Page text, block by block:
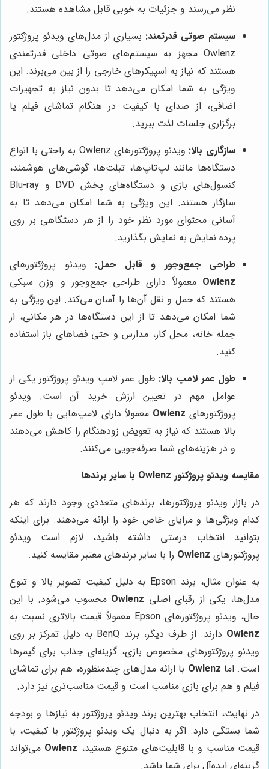
نظر می‌رسند و جزئیات به خوبی قابل مشاهده هستند.
سیستم صوتی قدرتمند: بسیاری از مدل‌های ویدئو پروژکتور
Owlenz مجهز به سیستم‌های صوتی داخلی قدرتمندی
هستند که نیاز به اسپیکرهای خارجی را از بین می‌برند. این
ویژگی به شما امکان می‌دهد تا بدون نیاز به تجهیزات
اضافی، از صدای با کیفیت در هنگام تماشای فیلم یا
برگزاری جلسات لذت ببرید.
سازگاری بالا:
ویدئو پروژکتورهای Owlenz به راحتی با انواع
دستگاه‌ها مانند لپ‌تاپ‌ها، تبلت‌ها، گوشی‌های هوشمند،
کنسول‌های بازی و دستگاه‌های پخش DVD و Blu-ray
سازگار هستند. این ویژگی به شما امکان می‌دهد تا به
آسانی محتوای مورد نظر خود را از هر دستگاهی بر روی
پرده نمایش به نمایش بگذارید.
طراحی جمع‌وجور و قابل حمل: ویدئو پروژکتورهای
Owlenz معمولاً دارای طراحی جمع‌وجور و وزن سبکی
هستند که حمل و نقل آن‌ها را آسان می‌کند. این ویژگی به
شما امکان می‌دهد تا از این دستگاه‌ها در هر مکانی، از
جمله خانه، محل کار، مدارس و حتی فضاهای باز استفاده
کنید.
طول عمر لامپ بالا: طول عمر لامپ ویدئو پروژکتور یکی از
عوامل مهم در تعیین ارزش خرید آن است. ویدئو
پروژکتورهای Owlenz معمولاً دارای لامپ‌هایی با طول عمر
بالا هستند که نیاز به تعویض زودهنگام را کاهش می‌دهند
و در هزینه‌های شما صرفه‌جویی می‌کنند.
مقایسه ویدئو پروژکتور Owlenz با سایر برندها
در بازار ویدئو پروژکتورها، برندهای متعددی وجود دارند که هر
کدام ویژگی‌ها و مزایای خاص خود را ارائه می‌دهند. برای اینکه
بتوانید انتخاب درستی داشته باشید، لازم است ویدئو
پروژکتورهای Owlenz را با سایر برندهای معتبر مقایسه کنید.
به عنوان مثال، برند Epson به دلیل کیفیت تصویر بالا و تنوع
مدل‌ها، یکی از رقبای اصلی Owlenz محسوب می‌شود. با این
حال، ویدئو پروژکتورهای Epson معمولاً قیمت بالاتری نسبت به
Owlenz
دارند. از طرف دیگر، برند BenQ به دلیل تمرکز بر روی
ویدئو پروژکتورهای مخصوص بازی، گزینه‌ای جذاب برای گیمرها
است. اما Owlenz با ارائه مدل‌های چندمنظوره، هم برای تماشای
فیلم و هم برای بازی مناسب است و قیمت مناسب‌تری نیز دارد.
در نهایت، انتخاب بهترین برند ویدئو پروژکتور به نیازها و بودجه
شما بستگی دارد. اگر به دنبال یک ویدئو پروژکتور با کیفیت، با
قیمت مناسب و با قابلیت‌های متنوع هستید، Owlenz می‌تواند
گزینه‌ای ایده‌آل برای شما باشد.